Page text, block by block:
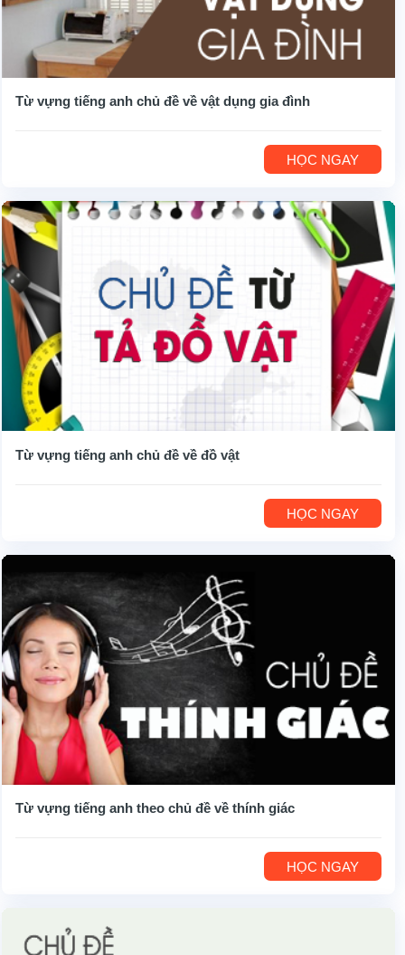
Từ vựng tiếng anh chủ đề về vật dụng gia đình
HỌC NGAY
Từ vựng tiếng anh chủ đề về đồ vật
HỌC NGAY
Từ vựng tiếng anh theo chủ đề về thính giác
HỌC NGAY